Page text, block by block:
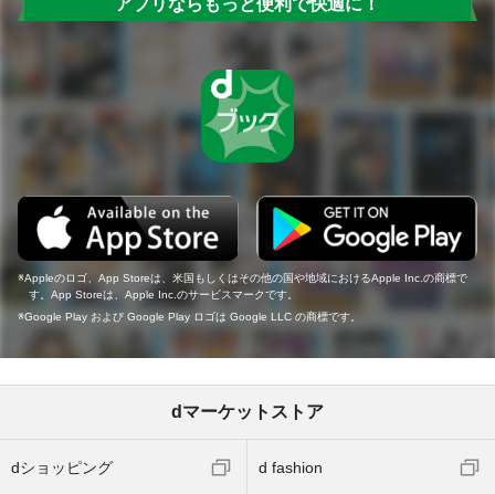
アプリならもっと便利で快適に！
Appleのロゴ、App Storeは、米国もしくはその他の国や地域におけるApple Inc.の商標で
す。App Storeは、Apple Inc.のサービスマークです。
Google Play および Google Play ロゴは Google LLC の商標です。
dマーケットストア
dショッピング d fashion